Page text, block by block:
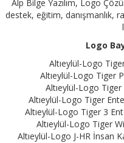
Alp Bilge Yazılım, Logo
destek, eğitim, danışmanlık,
Logo
Altıeylül-Logo
Altıeylül-Logo Tiger
Altıeylül-Logo
Altıeylül-Logo Tiger
Altıeylül-Logo Tiger 3
Altıeylül-Logo Tiger
Altıeylül-Logo J-HR İnsan